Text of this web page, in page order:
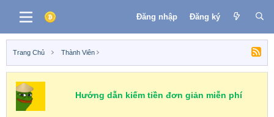
Đăng nhập Đăng ký
Trang Chủ Thành Viên
Hướng dẫn kiếm tiền đơn giản miễn phí